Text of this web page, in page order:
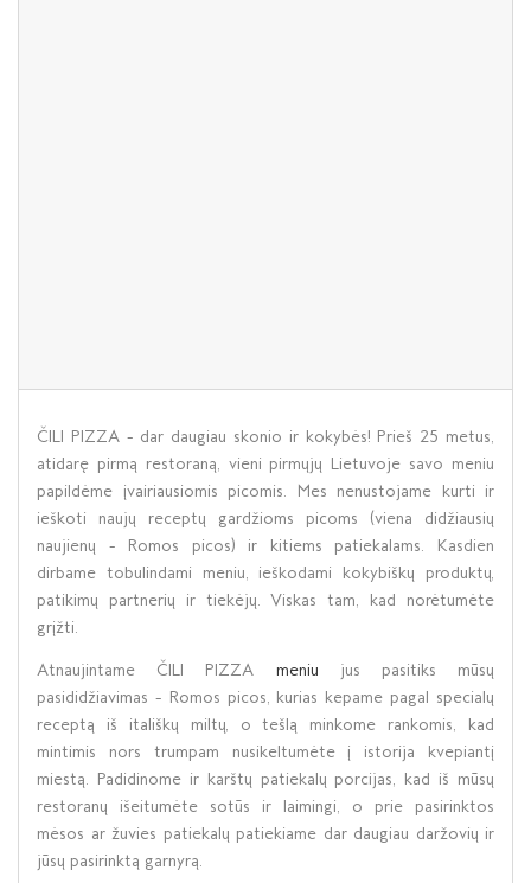
ČILI PIZZA - dar daugiau skonio ir kokybės! Prieš 25 metus,
atidarę pirmą restoraną, vieni pirmųjų Lietuvoje savo meniu
papildėme įvairiausiomis picomis. Mes nenustojame kurti ir
ieškoti naujų receptų gardžioms picoms (viena didžiausių
naujienų - Romos picos) ir kitiems patiekalams. Kasdien
dirbame tobulindami meniu, ieškodami kokybiškų produktų,
patikimų partnerių ir tiekėjų. Viskas tam, kad norėtumėte
grįžti.
Atnaujintame ČILI PIZZA meniu jus pasitiks mūsų
pasididžiavimas - Romos picos, kurias kepame pagal specialų
receptą iš itališkų miltų, o tešlą minkome rankomis, kad
mintimis nors trumpam nusikeltumėte į istorija kvepiantį
miestą. Padidinome ir karštų patiekalų porcijas, kad iš mūsų
restoranų išeitumėte sotūs ir laimingi, o prie pasirinktos
mėsos ar žuvies patiekalų patiekiame dar daugiau daržovių ir
jūsų pasirinktą garnyrą.